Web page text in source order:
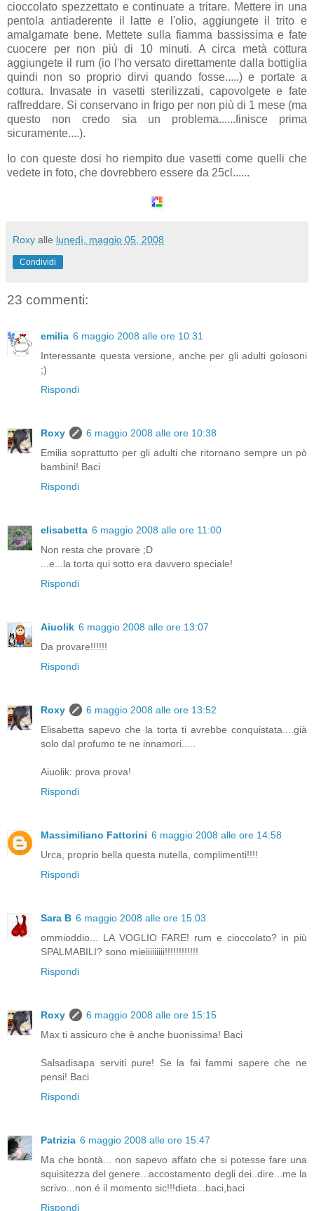
cioccolato spezzettato e continuate a tritare. Mettere in una
pentola antiaderente il latte e l'olio, aggiungete il trito e
amalgamate bene. Mettete sulla fiamma bassissima e fate
cuocere per non più di 10 minuti. A circa metà cottura
aggiungete il rum (io l'ho versato direttamente dalla bottiglia
quindi non so proprio dirvi quando fosse.....) e portate a
cottura. Invasate in vasetti sterilizzati, capovolgete e fate
raffreddare. Si conservano in frigo per non più di 1 mese (ma
questo non credo sia un problema......finisce prima
sicuramente....).
Io con queste dosi ho riempito due vasetti come quelli che
vedete in foto, che dovrebbero essere da 25cl......
Roxy alle lunedì, maggio 05, 2008
Condividi
23 commenti:
emilia 6 maggio 2008 alle ore 10:31
Interessante questa versione, anche per gli adulti golosoni
;)
Rispondi
Roxy
6 maggio 2008 alle ore 10:38
Emilia soprattutto per gli adulti che ritornano sempre un pò
bambini! Baci
Rispondi
elisabetta 6 maggio 2008 alle ore 11:00
Non resta che provare ;D
...e...la torta qui sotto era davvero speciale!
Rispondi
Aiuolik 6 maggio 2008 alle ore 13:07
Da provare!!!!!!
Rispondi
Roxy
6 maggio 2008 alle ore 13:52
Elisabetta sapevo che la torta ti avrebbe conquistata....già
solo dal profumo te ne innamori.....
Aiuolik: prova prova!
Rispondi
Massimiliano Fattorini 6 maggio 2008 alle ore 14:58
Urca, proprio bella questa nutella, complimenti!!!!
Rispondi
Sara B 6 maggio 2008 alle ore 15:03
ommioddio... LA VOGLIO FARE! rum e cioccolato? in più
SPALMABILI? sono mieiiiiiiiii!!!!!!!!!!!!
Rispondi
Roxy
6 maggio 2008 alle ore 15:15
Max ti assicuro che è anche buonissima! Baci
Salsadisapa serviti pure! Se la fai fammi sapere che ne
pensi! Baci
Rispondi
Patrizia 6 maggio 2008 alle ore 15:47
Ma che bontà... non sapevo affato che si potesse fare una
squisitezza del genere...accostamento degli dei..dire...me la
scrivo...non é il momento sic!!!dieta...baci,baci
Rispondi